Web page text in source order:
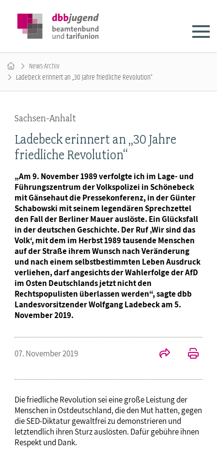
News-Archiv
Ladebeck erinnert an „30 Jahre friedliche Revolution“
Sachsen-Anhalt
Ladebeck erinnert an „30 Jahre
friedliche Revolution“
„Am 9. November 1989 verfolgte ich im Lage- und
Führungszentrum der Volkspolizei in Schönebeck
mit Gänsehaut die Pressekonferenz, in der Günter
Schabowski mit seinem legendären Sprechzettel
den Fall der Berliner Mauer auslöste. Ein Glücksfall
in der deutschen Geschichte. Der Ruf ‚Wir sind das
Volk‘, mit dem im Herbst 1989 tausende Menschen
auf der Straße ihrem Wunsch nach Veränderung
und nach einem selbstbestimmten Leben Ausdruck
verliehen, darf angesichts der Wahlerfolge der AfD
im Osten Deutschlands jetzt nicht den
Rechtspopulisten überlassen werden“, sagte dbb
Landesvorsitzender Wolfgang Ladebeck am 5.
November 2019.
07. November 2019
Die friedliche Revolution sei eine große Leistung der
Menschen in Ostdeutschland, die den Mut hatten, gegen
die SED-Diktatur gewaltfrei zu demonstrieren und
letztendlich ihren Sturz auslösten. Dafür gebühre ihnen
Respekt und Dank.